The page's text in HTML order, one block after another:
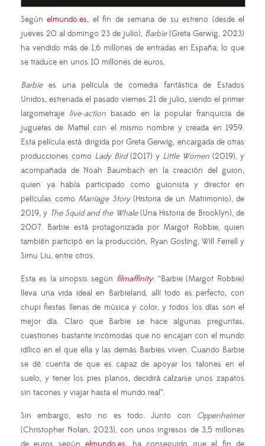
Segúnelmundo.es, el fin de semana de su estreno (desde el
jueves 20 al domingo 23 de julio), Barbie(Greta Gerwig, 2023)
ha vendido más de 1,6 millones de entradas en España, lo que
se traduce en unos 10 millones de euros.
Barbiees una película de comedia fantástica de Estados
Unidos, estrenada el pasado viernes 21 de julio, siendo el primer
largometraje live-actionbasado en la popular franquicia de
juguetes de Mattel con el mismo nombre y creada en 1959.
Esta película está dirigida por Greta Gerwig, encargada de otras
producciones como Lady Bird(2017) y Little Women (2019), y
acompañada de Noah Baumbach en la creación del guion,
quien ya había participado como guionista y director en
películas como Marriage Story(Historia de un Matrimonio), de
2019, y The Squid and the Whale(Una Historia de Brooklyn), de
2007. Barbie está protagonizada por Margot Robbie, quien
también participó en la producción, Ryan Gosling, Will Ferrell y
Simu Liu, entre otros.
Esta es la sinopsis según filmaffinity: “Barbie (Margot Robbie)
lleva una vida ideal en Barbieland, allí todo es perfecto, con
chupi fiestas llenas de música y color, y todos los días son el
mejor día. Claro que Barbie se hace algunas preguntas,
cuestiones bastante incómodas que no encajan con el mundo
idílico en el que ella y las demás Barbies viven. Cuando Barbie
se dé cuenta de que es capaz de apoyar los talones en el
suelo, y tener los pies planos, decidirá calzarse unos zapatos
sin tacones y viajar hasta el mundo real”.
Sin embargo, esto no es todo. Junto con Oppenheimer
(Christopher Nolan, 2023), con unos ingresos de 3,5 millones